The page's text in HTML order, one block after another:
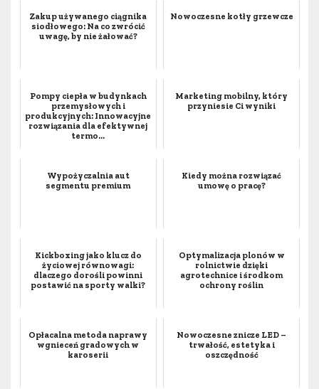
Zakup używanego ciągnika
siodłowego: Na co zwrócić
uwagę, by nie żałować?
Nowoczesne kotły grzewcze
Pompy ciepła w budynkach
przemysłowych i
produkcyjnych: Innowacyjne
rozwiązania dla efektywnej
termo...
Marketing mobilny, który
przyniesie Ci wyniki
Wypożyczalnia aut
segmentu premium
Kiedy można rozwiązać
umowę o pracę?
Kickboxing jako klucz do
życiowej równowagi:
dlaczego dorośli powinni
postawić na sporty walki?
Optymalizacja plonów w
rolnictwie dzięki
agrotechnice i środkom
ochrony roślin
Opłacalna metoda naprawy
wgnieceń gradowych w
karoserii
Nowoczesne znicze LED –
trwałość, estetyka i
oszczędność